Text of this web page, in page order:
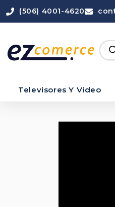
(506) 4001-4620
Televisores Y Video